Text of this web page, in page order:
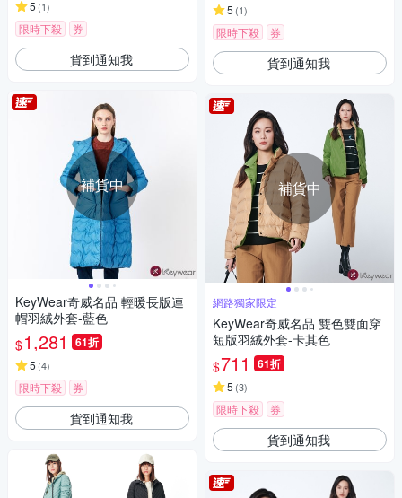
5 (1)
限時下殺 券
貨到通知我
補貨中
KeyWear奇威名品 輕暖長版連
帽羽絨外套-藍色
$1,281 61折
5 (4)
限時下殺 券
貨到通知我
5 (1)
限時下殺 券
貨到通知我
補貨中
網路獨家限定
KeyWear奇威名品 雙色雙面穿
短版羽絨外套-卡其色
$711 61折
5 (3)
限時下殺 券
貨到通知我